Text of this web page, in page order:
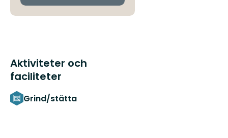
Aktiviteter och
faciliteter
Grind/stätta